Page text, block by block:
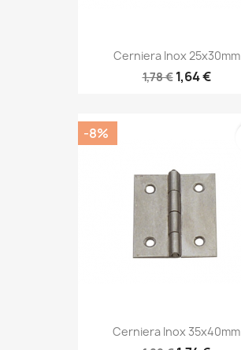
Cerniera Inox 25x30mm
1,78 € 1,64 €
Cerniera Inox 35x40mm
-8%